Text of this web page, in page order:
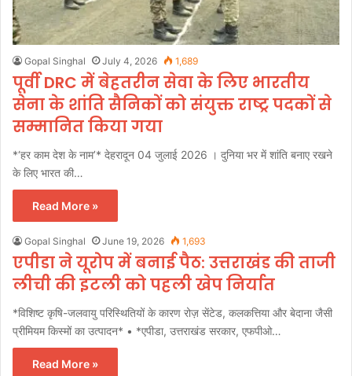
Gopal Singhal July 4, 2026 1,689
पूर्वी DRC में बेहतरीन सेवा के लिए भारतीय
सेना के शांति सैनिकों को संयुक्त राष्ट्र पदकों से
सम्मानित किया गया
*‘हर काम देश के नाम’* देहरादून 04 जुलाई 2026 । दुनिया भर में शांति बनाए रखने
के लिए भारत की…
Read More »
Gopal Singhal June 19, 2026 1,693
एपीडा ने यूरोप में बनाई पैठ: उत्तराखंड की ताजी
लीची की इटली को पहली खेप निर्यात
*विशिष्ट कृषि-जलवायु परिस्थितियों के कारण रोज़ सेंटेड, कलकत्तिया और बेदाना जैसी
प्रीमियम किस्मों का उत्पादन* • *एपीडा, उत्तराखंड सरकार, एफपीओ…
Read More »